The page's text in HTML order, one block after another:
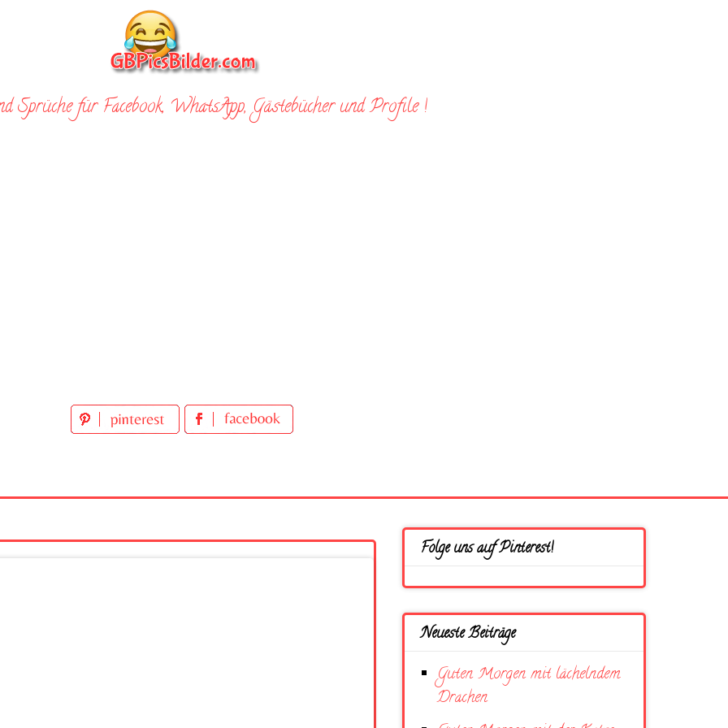
Sprüche für Facebook, WhatsApp, Gästebücher und Profile !
Folge uns auf Pinterest!
Neueste Beiträge
Guten Morgen mit lächelndem
Drachen